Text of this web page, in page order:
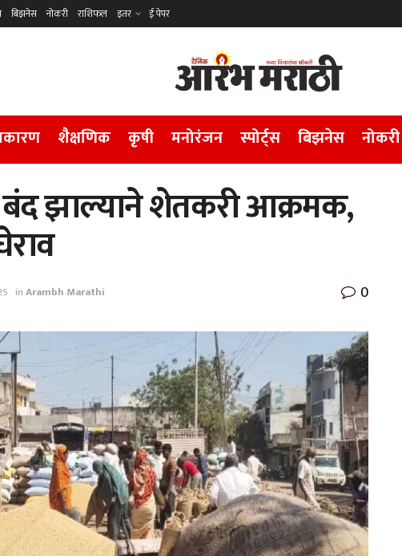
बिझनेस नोकरी राशिफल इतर ई पेपर
शैक्षणिक कृषी मनोरंजन स्पोर्ट्स बिझनेस नोकरी
बंद झाल्याने शेतकरी आक्रमक,
inArambh Marathi 0